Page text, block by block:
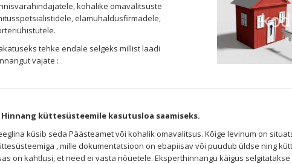
kohalike omavalitsuste
elamuhaldusfirmadele,
tehke endale selgeks millist laadi
vajate :
Hinnang küttesüsteemile kasutusloa saamiseks.
küsib seda Päästeamet või kohalik omavalitsus. Kõige levinum on
, mille dokumentatsioon on ebapiisav või puudub üldse ning
on kahtlusi, et need ei vasta nõuetele. Eksperthinnangu käigus